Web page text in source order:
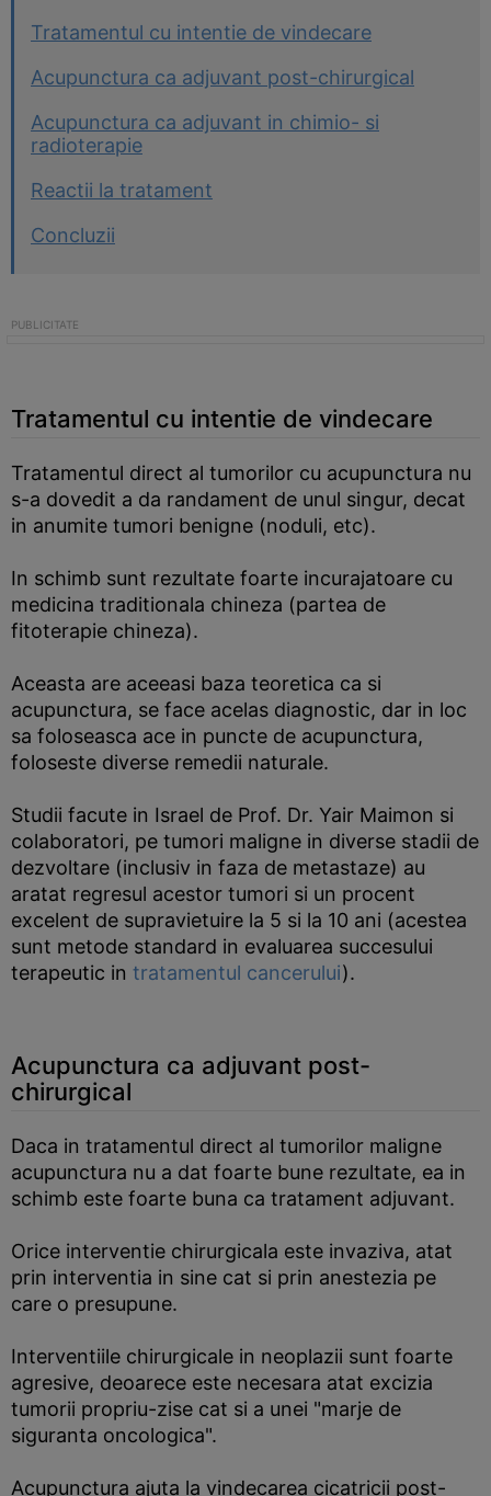
Tratamentul cu intentie de vindecare
Acupunctura ca adjuvant post-chirurgical
Acupunctura ca adjuvant in chimio- si
radioterapie
Reactii la tratament
Concluzii
Tratamentul cu intentie de vindecare
Tratamentul direct al tumorilor cu acupunctura nu
s-a dovedit a da randament de unul singur, decat
in anumite tumori benigne (noduli, etc).
In schimb sunt rezultate foarte incurajatoare cu
medicina traditionala chineza (partea de
fitoterapie chineza).
Aceasta are aceeasi baza teoretica ca si
acupunctura, se face acelas diagnostic, dar in loc
sa foloseasca ace in puncte de acupunctura,
foloseste diverse remedii naturale.
Studii facute in Israel de Prof. Dr. Yair Maimon si
colaboratori, pe tumori maligne in diverse stadii de
dezvoltare (inclusiv in faza de metastaze) au
aratat regresul acestor tumori si un procent
excelent de supravietuire la 5 si la 10 ani (acestea
sunt metode standard in evaluarea succesului
terapeutic in tratamentul cancerului).
Acupunctura ca adjuvant post-
chirurgical
Daca in tratamentul direct al tumorilor maligne
acupunctura nu a dat foarte bune rezultate, ea in
schimb este foarte buna ca tratament adjuvant.
Orice interventie chirurgicala este invaziva, atat
prin interventia in sine cat si prin anestezia pe
care o presupune.
Interventiile chirurgicale in neoplazii sunt foarte
agresive, deoarece este necesara atat excizia
tumorii propriu-zise cat si a unei "marje de
siguranta oncologica".
Acupunctura ajuta la vindecarea cicatricii post-